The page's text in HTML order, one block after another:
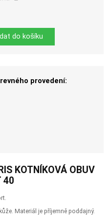
do košíku
provedení:
KOTNÍKOVÁ OBUV
40
Materiál je příjemně poddajný.